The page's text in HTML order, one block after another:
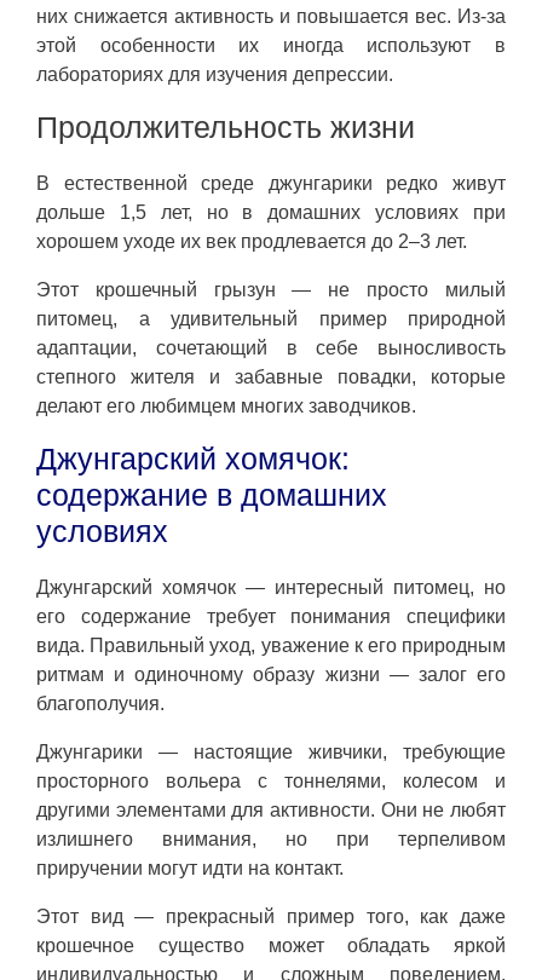
них снижается активность и повышается вес. Из-за
этой особенности их иногда используют в
лабораториях для изучения депрессии.
Продолжительность жизни
В естественной среде джунгарики редко живут
дольше 1,5 лет, но в домашних условиях при
хорошем уходе их век продлевается до 2–3 лет.
Этот крошечный грызун — не просто милый
питомец, а удивительный пример природной
адаптации, сочетающий в себе выносливость
степного жителя и забавные повадки, которые
делают его любимцем многих заводчиков.
Джунгарский хомячок:
содержание в домашних
условиях
Джунгарский хомячок — интересный питомец, но
его содержание требует понимания специфики
вида. Правильный уход, уважение к его природным
ритмам и одиночному образу жизни — залог его
благополучия.
Джунгарики — настоящие живчики, требующие
просторного вольера с тоннелями, колесом и
другими элементами для активности. Они не любят
излишнего внимания, но при терпеливом
приручении могут идти на контакт.
Этот вид — прекрасный пример того, как даже
крошечное существо может обладать яркой
индивидуальностью и сложным поведением,